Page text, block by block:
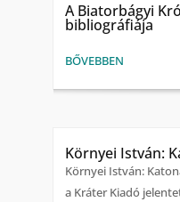
A Biatorbágyi
bibliográfiája
BŐVEBBEN
Környei István:
Környei István:
a Kráter Kiadó